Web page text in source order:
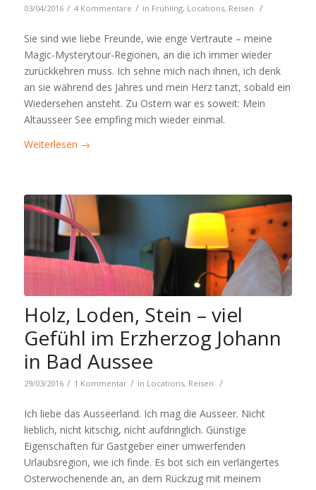
03/04/2016 / 4 Kommentare / in Frühling, Locations, Reisen /
Sie sind wie liebe Freunde, wie enge Vertraute – meine
Magic-Mysterytour-Regionen, an die ich immer wieder
zurückkehren muss. Ich sehne mich nach ihnen, ich denk
an sie während des Jahres und mein Herz tanzt, sobald ein
Wiedersehen ansteht. Zu Ostern war es soweit: Mein
Altausseer See empfing mich wieder einmal.
Weiterlesen →
Holz, Loden, Stein – viel
Gefühl im Erzherzog Johann
in Bad Aussee
29/03/2016 / 1 Kommentar / in Locations, Reisen /
Ich liebe das Ausseerland. Ich mag die Ausseer. Nicht
lieblich, nicht kitschig, nicht aufdringlich. Günstige
Eigenschaften für Gastgeber einer umwerfenden
Urlaubsregion, wie ich finde. Es bot sich ein verlängertes
Osterwochenende an, an dem Rückzug mit meinem